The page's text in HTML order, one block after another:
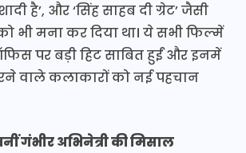
है’, और ‘सिंह साहब दी ग्रेट’ जैसी
भी मना कर दिया था। ये सभी फिल्में
पर बड़ी हिट साबित हुईं और इनमें
वाले कलाकारों को नई पहचान
गंभीर अभिनेत्री की मिसाल